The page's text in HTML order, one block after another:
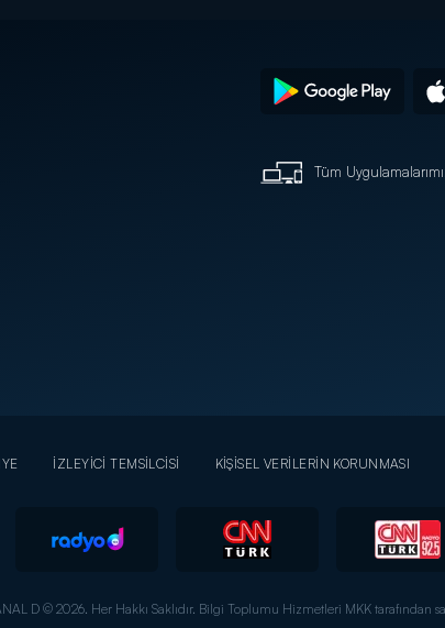
Tüm
İZLEYİCİ TEMSİLCİSİ KİŞİSEL VERİLERİN KORUNMASI
D © 2026. Her Hakkı Saklıdır. Bilgi Toplumu Hizmetleri MKK tarafından